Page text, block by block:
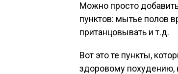
Можно просто
пунктов: мытье полов
пританцовывать и т.д.
Вот это те пункты,
здоровому похудению,